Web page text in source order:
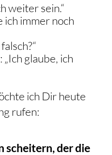
weiter sein.“
ich immer noch
glaube, ich
ich Dir heute
rufen:
scheitern, der die